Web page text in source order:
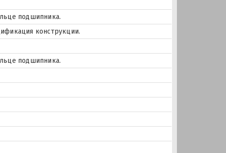
подшипника.
конструкции.
подшипника.